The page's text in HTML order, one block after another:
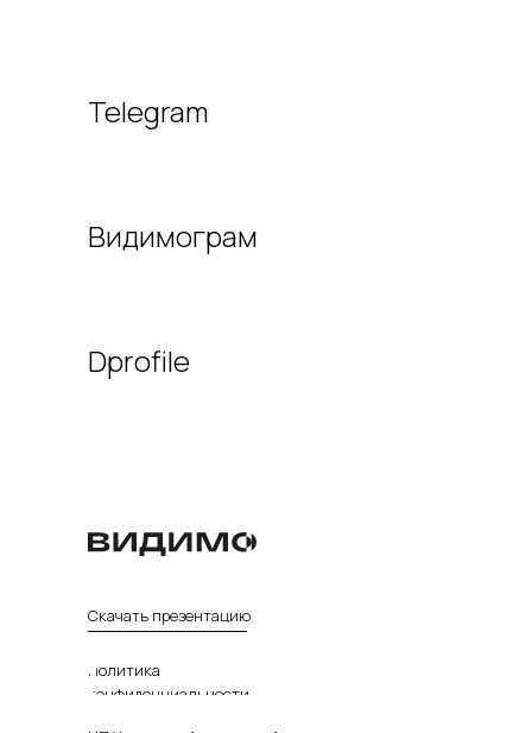
Видимограм
Telegram
Dprofile
Политика
конфиденциальности
Скачать презентацию